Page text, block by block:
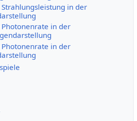
in der
in der
in der